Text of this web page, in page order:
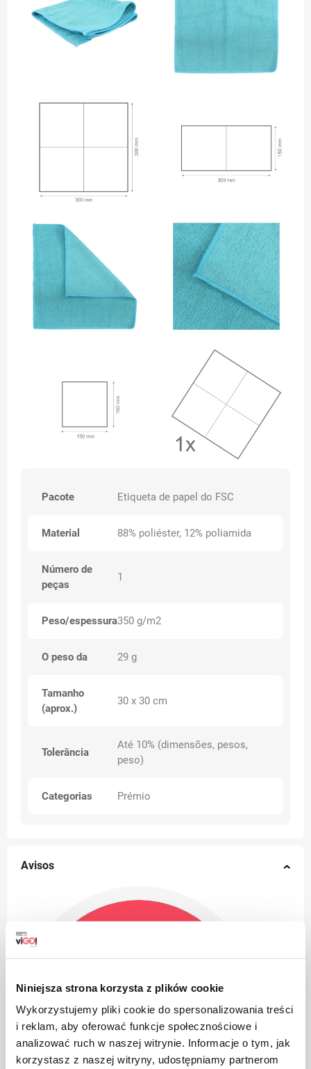
Niniejsza strona korzysta z plików cookie
Wykorzystujemy pliki cookie do spersonalizowania treści
i reklam, aby oferować funkcje społecznościowe i
analizować ruch w naszej witrynie. Informacje o tym, jak
korzystasz z naszej witryny, udostępniamy partnerom
Pacote Etiqueta de papel do FSC
Material 88% poliéster, 12% poliamida
Número de
peças
1
Peso/espessura350 g/m2
O peso da 29 g
Tamanho
(aprox.)
30 x 30 cm
Tolerância
Até 10% (dimensões, pesos,
peso)
Categorias Prémio
Avisos